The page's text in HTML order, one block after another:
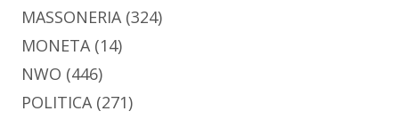
MASSONERIA(324)
MONETA(14)
NWO (446)
POLITICA(271)